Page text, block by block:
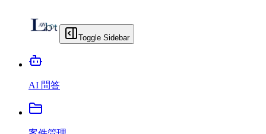
Toggle Sidebar
AI 問答